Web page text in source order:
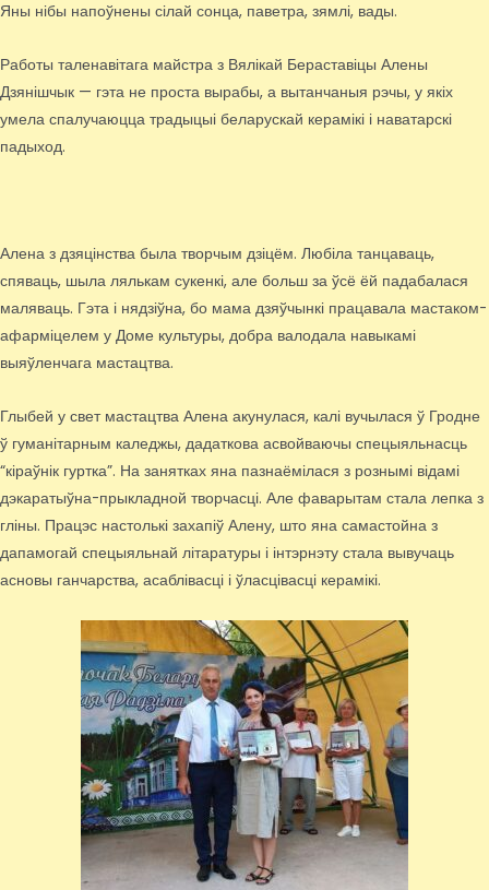
Яны нібы напоўнены сілай сонца, паветра, зямлі, вады.
Работы таленавітага майстра з Вялікай Бераставіцы Алены
Дзянішчык — гэта не проста вырабы, а вытанчаныя рэчы, у якіх
умела спалучаюцца традыцыі беларускай керамікі і наватарскі
падыход.
Алена з дзяцінства была творчым дзіцём. Любіла танцаваць,
спяваць, шыла лялькам сукенкі, але больш за ўсё ёй падабалася
маляваць. Гэта і нядзіўна, бо мама дзяўчынкі працавала мастаком-
афарміцелем у Доме культуры, добра валодала навыкамі
выяўленчага мастацтва.
Глыбей у свет мастацтва Алена акунулася, калі вучылася ў Гродне
ў гуманітарным каледжы, дадаткова асвойваючы спецыяльнасць
“кіраўнік гуртка”. На занятках яна пазнаёмілася з рознымі відамі
дэкаратыўна-прыкладной творчасці. Але фаварытам стала лепка з
гліны. Працэс настолькі захапіў Алену, што яна самастойна з
дапамогай спецыяльнай літаратуры і інтэрнэту стала вывучаць
асновы ганчарства, асаблівасці і ўласцівасці керамікі.